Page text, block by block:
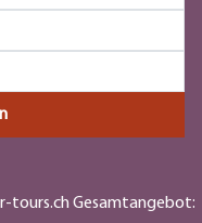
tours.ch Gesamtangebot: